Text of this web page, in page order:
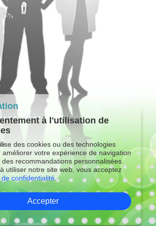
à l'utilisation de
des cookies ou des technologies
améliorer votre expérience de navigation
recommandations personnalisées.
utiliser notre site web, vous acceptez
de confidentialité.
Accepter